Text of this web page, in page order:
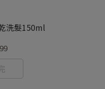
洗髮150ml